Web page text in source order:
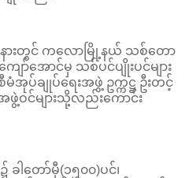
နားတွင် ကလောမြို့နယ် သစ်တော
ကျော်အောင်မှ သစ်ပင်ပျိုးပင်များ
ပ်ချုပ်ရေးအဖွဲ့ ဥက္ကဋ္ဌ ဦးတင့်
ဝင်များသို့လည်းကောင်း
ခါတော်မှီ(၁၅၀၀)ပင်၊